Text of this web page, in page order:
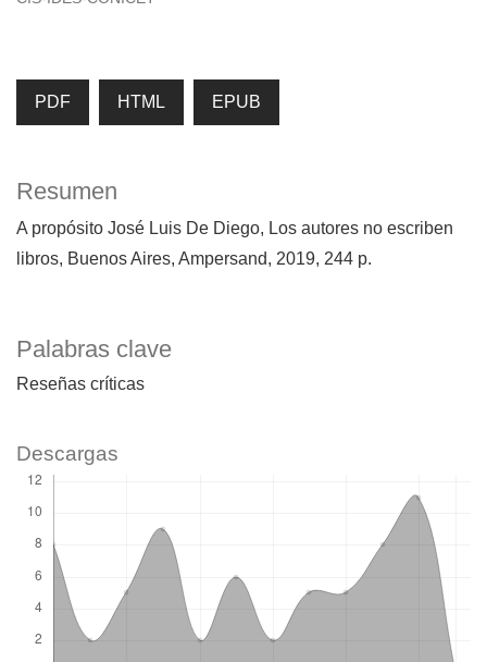
PDF HTML EPUB
Palabras clave
Reseñas críticas
Resumen
A propósito José Luis De Diego, Los autores no escriben
libros, Buenos Aires, Ampersand, 2019, 244 p.
Descargas